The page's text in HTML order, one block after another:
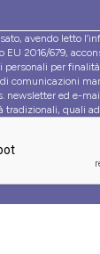
avendo letto
EU 2016/679,
per
comunicazioni
newsletter ed e-
quali ad